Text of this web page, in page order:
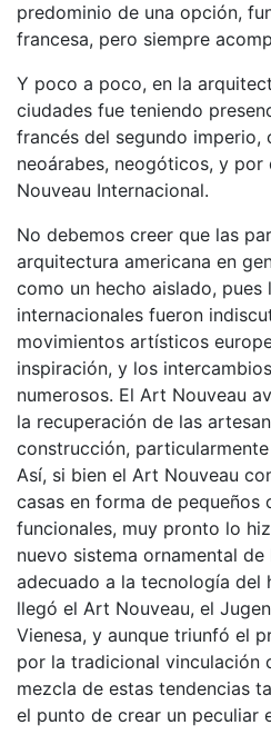
predominio de una opción,
francesa, pero siempre
Y poco a poco, en la
ciudades fue teniendo
francés del segundo imperio,
neoárabes, neogóticos, y
Nouveau Internacional.
No debemos creer que las
arquitectura americana en
como un hecho aislado,
internacionales fueron
movimientos artísticos
inspiración, y los
numerosos. El Art Nouveau
la recuperación de las
construcción,
Así, si bien el Art Nouveau
casas en forma de pequeños
funcionales, muy pronto lo
nuevo sistema ornamental
adecuado a la tecnología del
llegó el Art Nouveau, el
Vienesa, y aunque triunfó el
por la tradicional vinculación
mezcla de estas tendencias
el punto de crear un peculiar